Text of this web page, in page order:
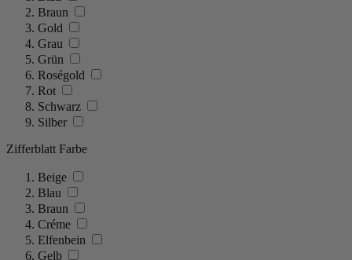
Braun
Gold
Grau
Grün
Roségold
Rot
Schwarz
Silber
Zifferblatt Farbe
Beige
Blau
Braun
Créme
Elfenbein
Gelb